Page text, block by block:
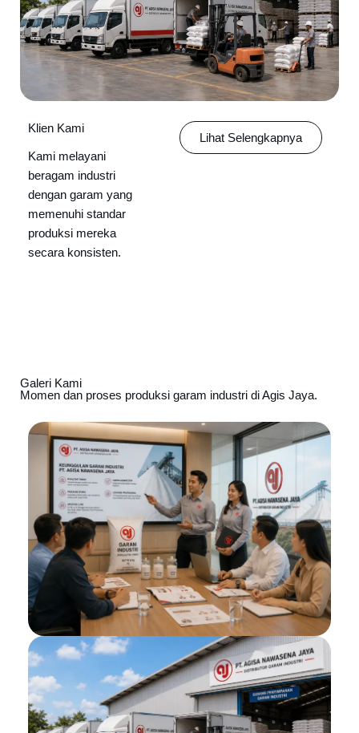
Klien Kami
Kami melayani
beragam industri
dengan garam yang
memenuhi standar
produksi mereka
secara konsisten.
Lihat Selengkapnya
Galeri Kami
Momen dan proses produksi garam industri di Agis Jaya.